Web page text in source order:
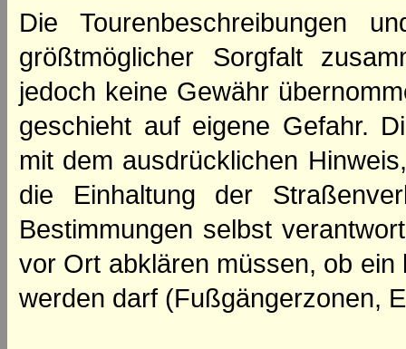
Die Tourenbeschreibungen
größtmöglicher Sorgfalt
jedoch keine Gewähr
geschieht auf eigene Gefahr.
mit dem ausdrücklichen
die Einhaltung der
Bestimmungen selbst
vor Ort abklären müssen, ob
werden darf (Fußgängerzonen,